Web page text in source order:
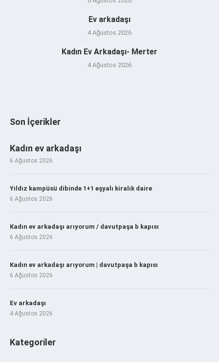
Ev arkadaşı
4 Ağustos 2026
Kadın Ev Arkadaşı- Merter
4 Ağustos 2026
Son İçerikler
Kadın ev arkadaşı
6 Ağustos 2026
Yıldız kampüsü dibinde 1+1 eşyalı kiralık daire
6 Ağustos 2026
Kadın ev arkadaşı arıyorum / davutpaşa b kapısı
6 Ağustos 2026
Kadın ev arkadaşı arıyorum | davutpaşa b kapısı
6 Ağustos 2026
Ev arkadaşı
4 Ağustos 2026
Kategoriler